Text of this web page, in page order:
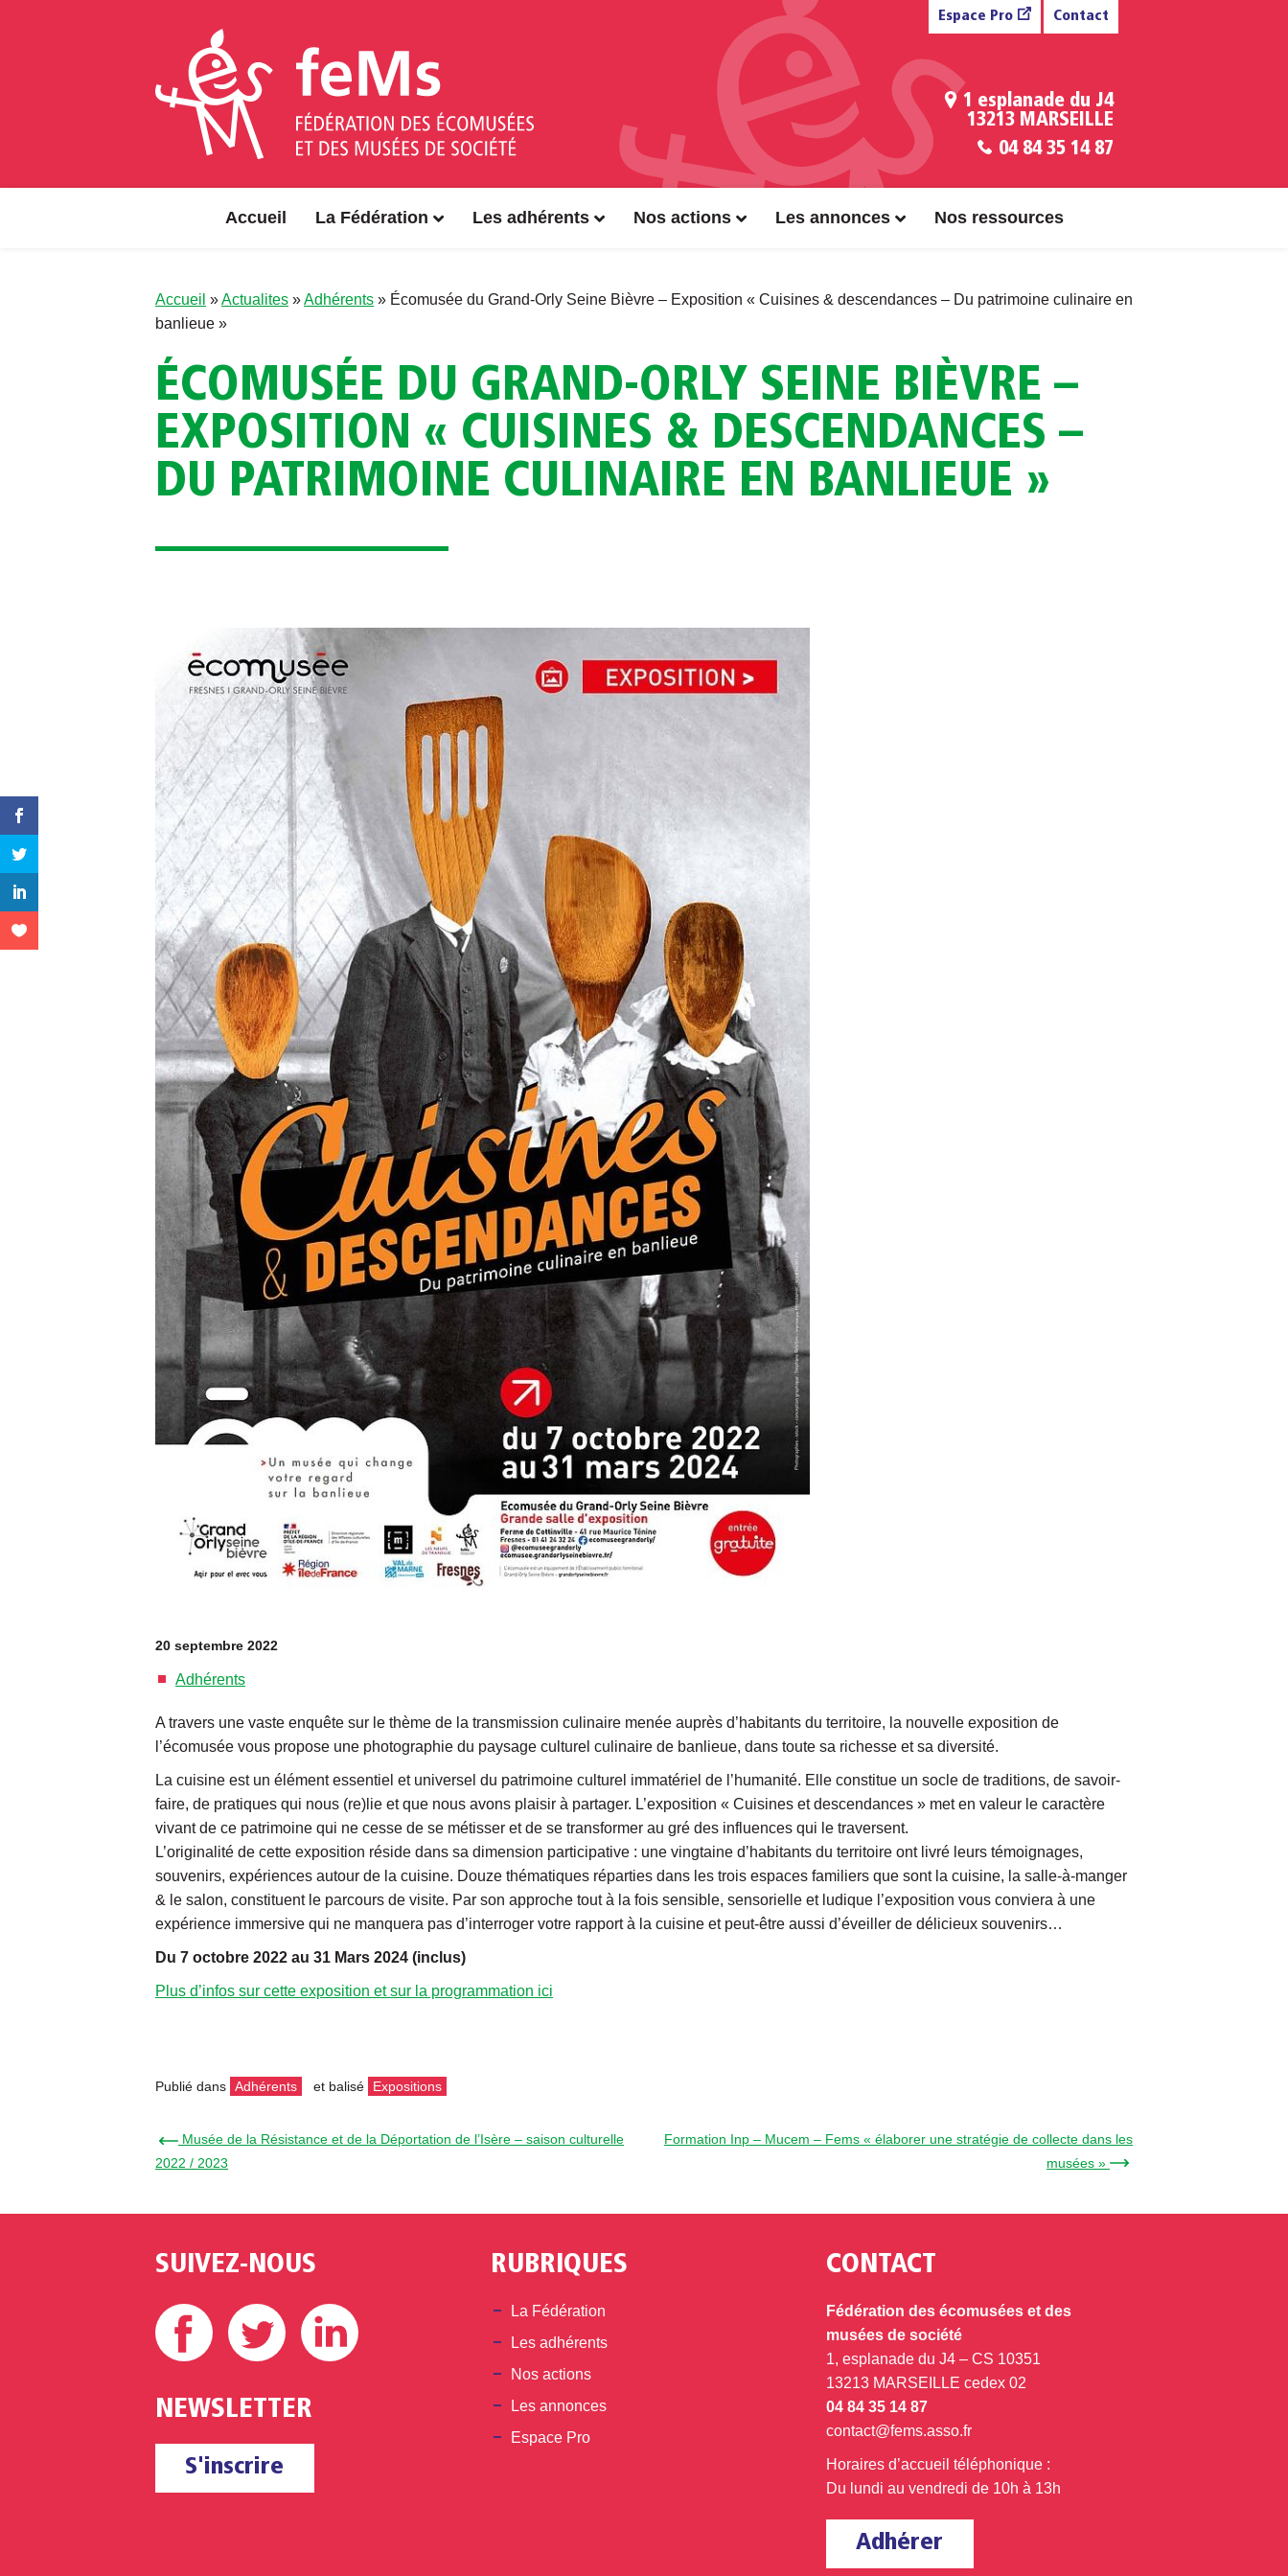
Espace Pro Contact
1 esplanade du J4
13213 MARSEILLE
04 84 35 14 87
Accueil La Fédération Les adhérents Nos actions Les annonces Nos ressources
Accueil »Actualites »Adhérents » Écomusée du Grand-Orly Seine Bièvre – Exposition « Cuisines & descendances – Du patrimoine culinaire en
banlieue »
ÉCOMUSÉE DU GRAND-ORLY SEINE BIÈVRE –
EXPOSITION « CUISINES & DESCENDANCES –
DU PATRIMOINE CULINAIRE EN BANLIEUE »
20 septembre 2022
Adhérents
A travers une vaste enquête sur le thème de la transmission culinaire menée auprès d’habitants du territoire, la nouvelle exposition de
l’écomusée vous propose une photographie du paysage culturel culinaire de banlieue, dans toute sa richesse et sa diversité.
La cuisine est un élément essentiel et universel du patrimoine culturel immatériel de l’humanité. Elle constitue un socle de traditions, de savoir-
faire, de pratiques qui nous (re)lie et que nous avons plaisir à partager. L’exposition « Cuisines et descendances » met en valeur le caractère
vivant de ce patrimoine qui ne cesse de se métisser et de se transformer au gré des influences qui le traversent.
L’originalité de cette exposition réside dans sa dimension participative : une vingtaine d’habitants du territoire ont livré leurs témoignages,
souvenirs, expériences autour de la cuisine. Douze thématiques réparties dans les trois espaces familiers que sont la cuisine, la salle-à-manger
& le salon, constituent le parcours de visite. Par son approche tout à la fois sensible, sensorielle et ludique l’exposition vous conviera à une
expérience immersive qui ne manquera pas d’interroger votre rapport à la cuisine et peut-être aussi d’éveiller de délicieux souvenirs…
Du 7 octobre 2022 au 31 Mars 2024 (inclus)
Plus d’infos sur cette exposition et sur la programmation ici
Publié dans Adhérents et balisé Expositions
← Musée de la Résistance et de la Déportation de l’Isère – saison culturelle
2022 / 2023
Formation Inp – Mucem – Fems « élaborer une stratégie de collecte dans les
musées » →
SUIVEZ-NOUS
Facebook Twitter
NEWSLETTER
S'inscrire
RUBRIQUES
La Fédération
Les adhérents
Nos actions
Les annonces
Espace Pro
CONTACT
Fédération des écomusées et des
musées de société
1, esplanade du J4 – CS 10351
13213 MARSEILLE cedex 02
04 84 35 14 87
contact@fems.asso.fr
Horaires d’accueil téléphonique :
Du lundi au vendredi de 10h à 13h
Adhérer